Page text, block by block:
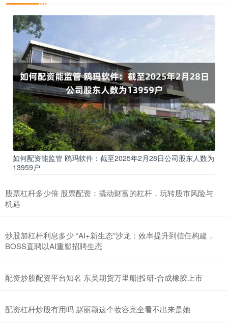
如何配资能监管 鸥玛软件：截至2025年2月28日公司股东人数为
13959户
股票杠杆多少倍 股票配资：撬动财富的杠杆，玩转股市风险与
机遇
炒股加杠杆利息多少 “AI+新生态”沙龙：效率提升到信任构建，
BOSS直聘以AI重塑招聘生态
配资炒股配资平台知名 东吴期货万里船|投研-合成橡胶上市
配资杠杆炒股有用吗 赵丽颖这个妆容完全看不出来是她 ​​​